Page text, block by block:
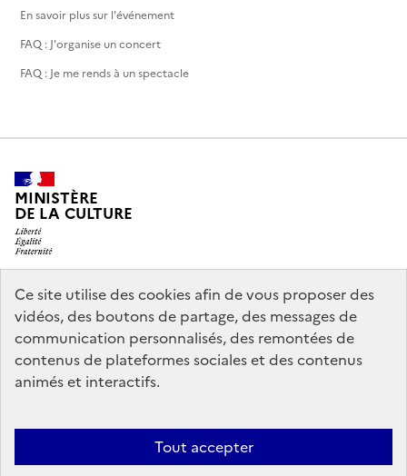
Ce site utilise des cookies afin de vous proposer des
vidéos, des boutons de partage, des messages de
communication personnalisés, des remontées de
contenus de plateformes sociales et des contenus
animés et interactifs.
Tout accepter
En savoir plus sur l'événement
FAQ : J'organise un concert
FAQ : Je me rends à un spectacle
MINISTÈRE
DE LA CULTURE
legifrance.gouv.fr
info.gouv.fr
service-public.gouv.fr
data.gouv.fr
Accessibilité : partiellement conforme
Politique générale de
Mentions légales